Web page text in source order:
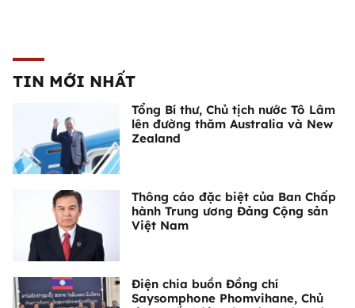
TIN MỚI NHẤT
Tổng Bí thư, Chủ tịch nước Tô Lâm
lên đường thăm Australia và New
Zealand
Thông cáo đặc biệt của Ban Chấp
hành Trung ương Đảng Cộng sản
Việt Nam
Điện chia buồn Đồng chí
Saysomphone Phomvihane, Chủ